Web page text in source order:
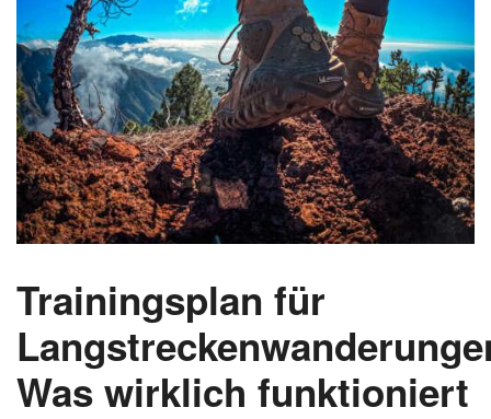
Trainingsplan für
Was wirklich funktioniert